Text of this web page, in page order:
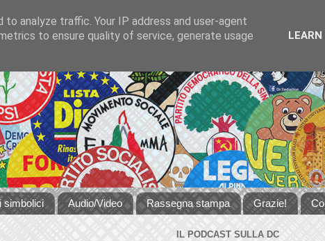
simbolici Audio/Video Rassegna stampa Grazie!
IL PODCAST SULLA DC
analyze traffic. Your IP address and user-agent
to ensure quality of service, generate usage
LEARN